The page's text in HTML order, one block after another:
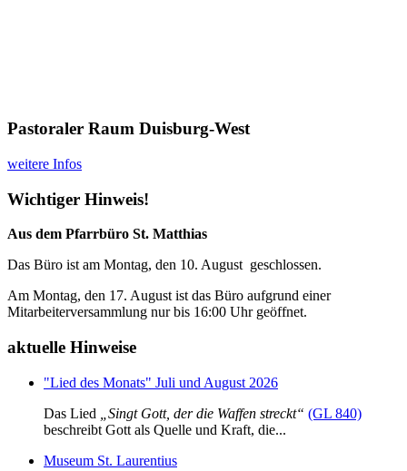
Pastoraler Raum Duisburg-West
weitere Infos
Wichtiger Hinweis!
Aus dem Pfarrbüro St. Matthias
Das Büro ist am Montag, den 10. August geschlossen.
Am Montag, den 17. August ist das Büro aufgrund einer
Mitarbeiterversammlung nur bis 16:00 Uhr geöffnet.
aktuelle Hinweise
"Lied des Monats" Juli und August 2026
Das Lied
„Singt Gott, der die Waffen streckt“ (GL 840)
beschreibt Gott als Quelle und Kraft, die...
Museum St. Laurentius